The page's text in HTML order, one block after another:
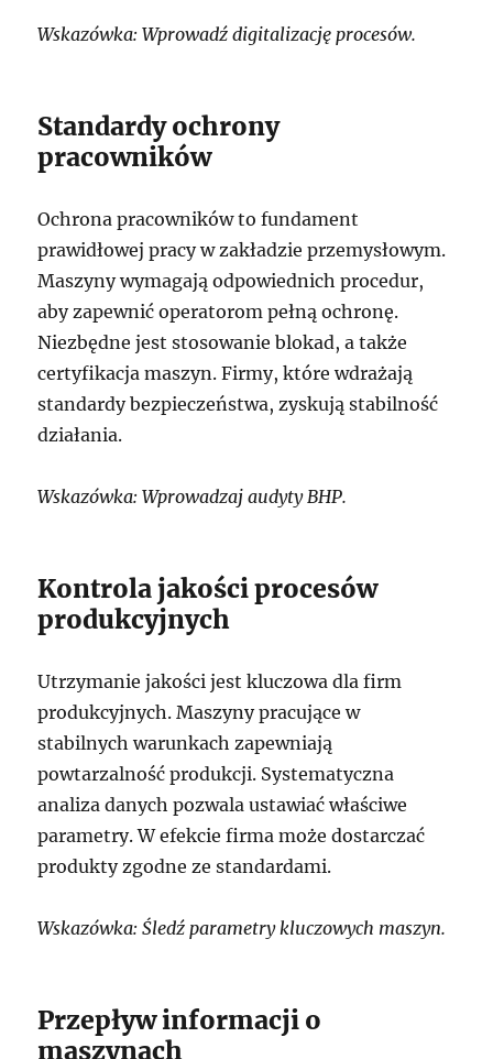
Wskazówka: Wprowadź digitalizację procesów.
Standardy ochrony
pracowników
Ochrona pracowników to fundament
prawidłowej pracy w zakładzie przemysłowym.
Maszyny wymagają odpowiednich procedur,
aby zapewnić operatorom pełną ochronę.
Niezbędne jest stosowanie blokad, a także
certyfikacja maszyn. Firmy, które wdrażają
standardy bezpieczeństwa, zyskują stabilność
działania.
Wskazówka: Wprowadzaj audyty BHP.
Kontrola jakości procesów
produkcyjnych
Utrzymanie jakości jest kluczowa dla firm
produkcyjnych. Maszyny pracujące w
stabilnych warunkach zapewniają
powtarzalność produkcji. Systematyczna
analiza danych pozwala ustawiać właściwe
parametry. W efekcie firma może dostarczać
produkty zgodne ze standardami.
Wskazówka: Śledź parametry kluczowych maszyn.
Przepływ informacji o
maszynach